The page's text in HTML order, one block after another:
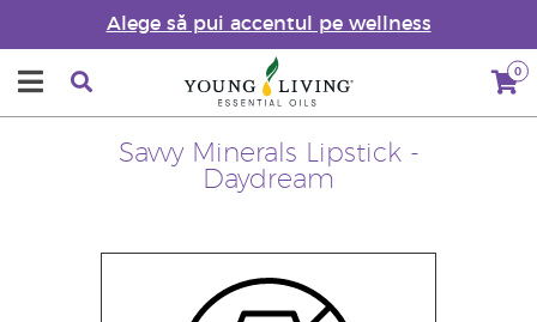
Alege să pui accentul pe wellness
0
Savvy Minerals Lipstick -
Daydream